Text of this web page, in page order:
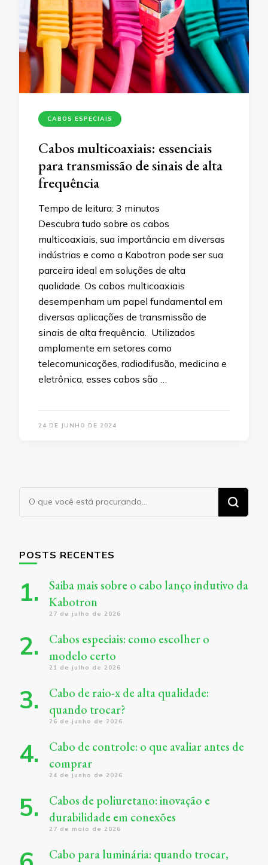
CABOS ESPECIAIS
Cabos multicoaxiais: essenciais
para transmissão de sinais de alta
frequência
Tempo de leitura: 3 minutos
Descubra tudo sobre os cabos
multicoaxiais, sua importância em diversas
indústrias e como a Kabotron pode ser sua
parceira ideal em soluções de alta
qualidade. Os cabos multicoaxiais
desempenham um papel fundamental em
diversas aplicações de transmissão de
sinais de alta frequência. Utilizados
amplamente em setores como
telecomunicações, radiodifusão, medicina e
eletrônica, esses cabos são …
24 DE JUNHO DE 2024
POSTS RECENTES
Saiba mais sobre o cabo lanço indutivo da
Kabotron
27 de julho de 2026
Cabos especiais: como escolher o
modelo certo
21 de julho de 2026
Cabo de raio-x de alta qualidade:
quando trocar?
26 de junho de 2026
Cabo de controle: o que avaliar antes de
comprar
24 de junho de 2026
Cabos de poliuretano: inovação e
durabilidade em conexões
27 de maio de 2026
Cabo para luminária: quando trocar,